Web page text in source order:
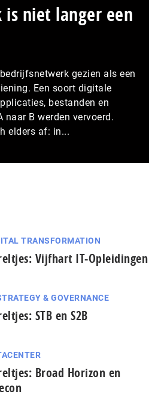
niet langer een
gezien als een
Een soort digitale
bestanden en
B werden vervoerd.
elders af: in...
TRANSFORMATION
Vijfhart IT-Opleidingen
& GOVERNANCE
STB en S2B
Broad Horizon en